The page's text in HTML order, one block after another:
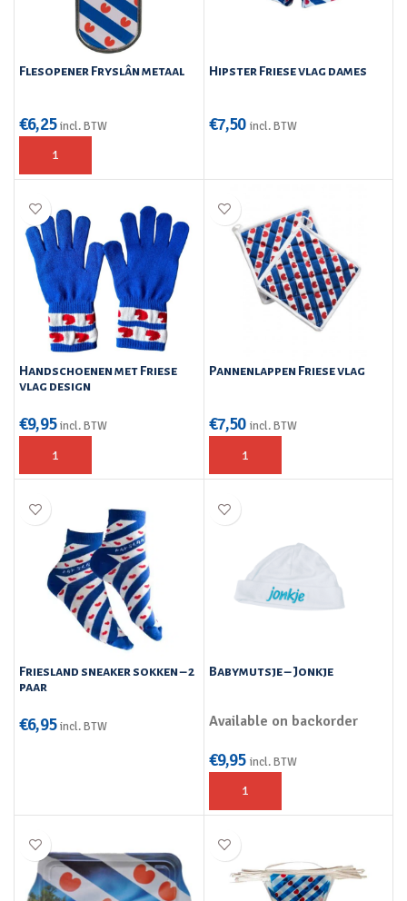
Flesopener Fryslân metaal
€6,25 incl. BTW
Hipster Friese vlag dames
€7,50 incl. BTW
Handschoenen met Friese
vlag design
€9,95 incl. BTW
Pannenlappen Friese vlag
€7,50 incl. BTW
Friesland sneaker sokken – 2
paar
€6,95 incl. BTW
Babymutsje – Jonkje
Available on backorder
€9,95 incl. BTW